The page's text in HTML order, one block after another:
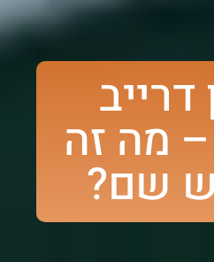
מה זה
שם?